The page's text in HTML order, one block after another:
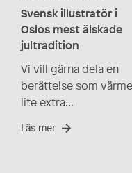
Svensk illustratör i
Oslos mest älskade
jultradition
Vi vill gärna dela en
berättelse som
lite extra...
Läs mer